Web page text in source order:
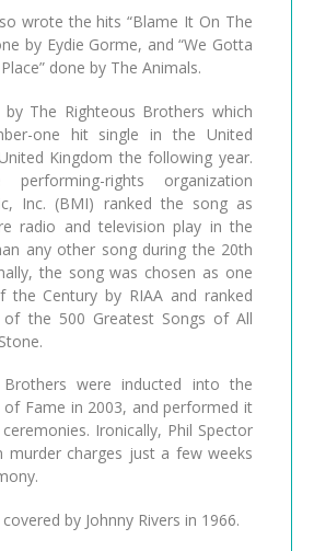
wrote the hits “Blame It On The
by Eydie Gorme, and “We Gotta
done by The Animals.
The Righteous Brothers which
one hit single in the United
Kingdom the following year.
rights organization
Inc. (BMI) ranked the song as
radio and television play in the
any other song during the 20th
the song was chosen as one
Century by RIAA and ranked
the 500 Greatest Songs of All
Brothers were inducted into the
of Fame in 2003, and performed it
Ironically, Phil Spector
murder charges just a few weeks
by Johnny Rivers in 1966.